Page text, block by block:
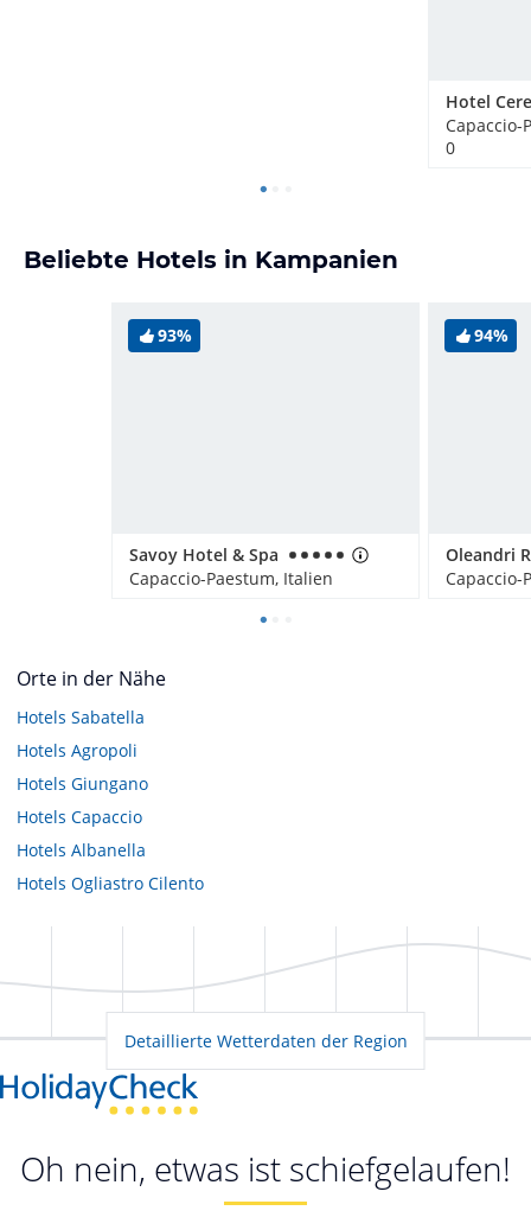
Hotel
Capaccio-
0
Beliebte Hotels in Kampanien
93%
Savoy Hotel & Spa
Capaccio-Paestum, Italien
94%
Oleandri
Capaccio-
Orte in der Nähe
Hotels Sabatella
Hotels Agropoli
Hotels Giungano
Hotels Capaccio
Hotels Albanella
Hotels Ogliastro Cilento
Detaillierte Wetterdaten der Region
Oh nein, etwas ist schiefgelaufen!